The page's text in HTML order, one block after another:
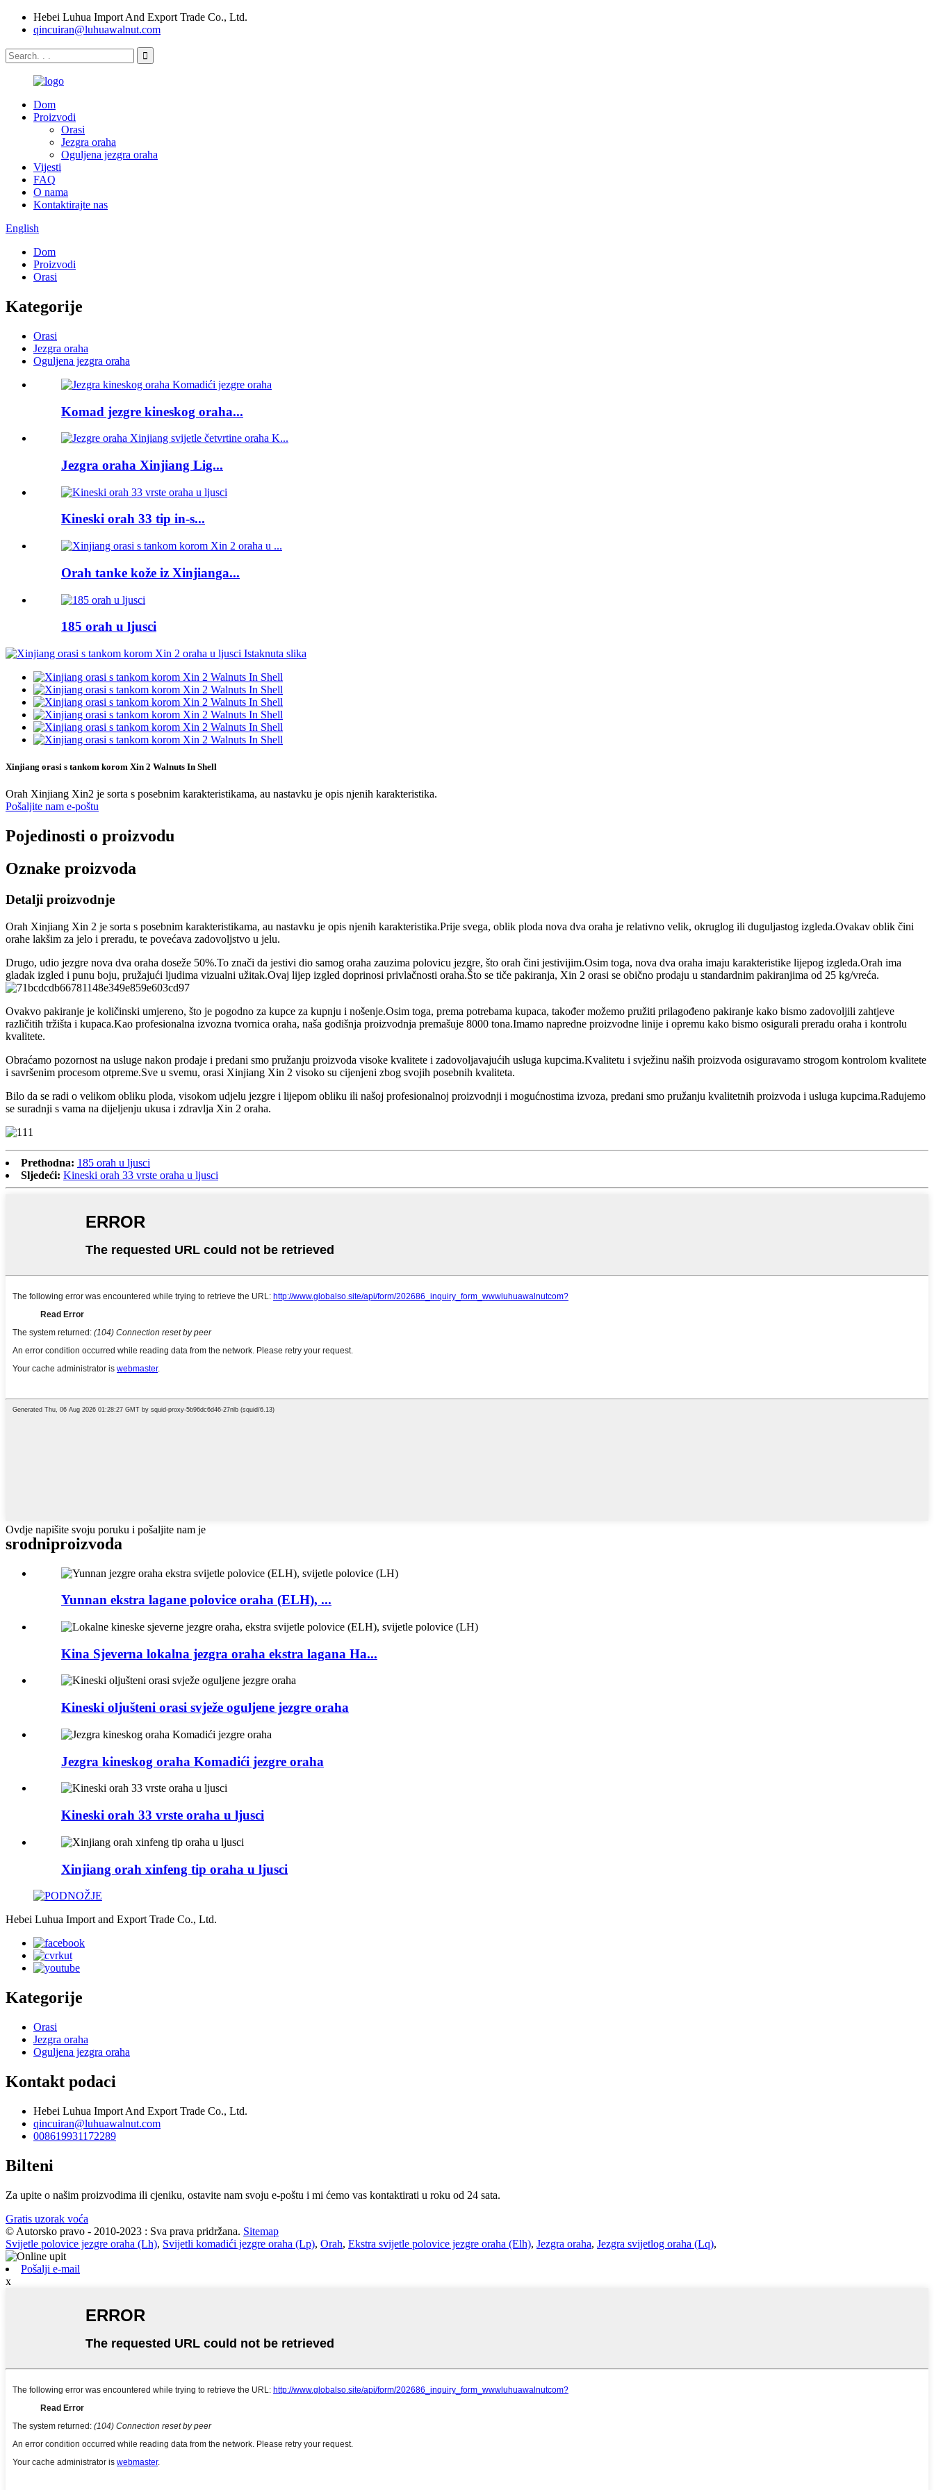
Hebei Luhua Import And Export Trade Co., Ltd.
qincuiran@luhuawalnut.com
Dom
Proizvodi
Orasi
Jezgra oraha
Oguljena jezgra oraha
Vijesti
FAQ
O nama
Kontaktirajte nas
English
Dom
Proizvodi
Orasi
Kategorije
Orasi
Jezgra oraha
Oguljena jezgra oraha
Komad jezgre kineskog oraha...
Jezgra oraha Xinjiang Lig...
Kineski orah 33 tip in-s...
Orah tanke kože iz Xinjianga...
185 orah u ljusci
Xinjiang orasi s tankom korom Xin 2 Walnuts In Shell
Orah Xinjiang Xin2 je sorta s posebnim karakteristikama, au nastavku je opis njenih karakteristika.
Pošaljite nam e-poštu
Pojedinosti o proizvodu
Oznake proizvoda
Detalji proizvodnje
Orah Xinjiang Xin 2 je sorta s posebnim karakteristikama, au nastavku je opis njenih karakteristika.Prije svega, oblik ploda nova dva oraha je relativno velik, okruglog ili duguljastog izgleda.Ovakav oblik čini
orahe lakšim za jelo i preradu, te povećava zadovoljstvo u jelu.
Drugo, udio jezgre nova dva oraha doseže 50%.To znači da jestivi dio samog oraha zauzima polovicu jezgre, što orah čini jestivijim.Osim toga, nova dva oraha imaju karakteristike lijepog izgleda.Orah ima
gladak izgled i punu boju, pružajući ljudima vizualni užitak.Ovaj lijep izgled doprinosi privlačnosti oraha.Što se tiče pakiranja, Xin 2 orasi se obično prodaju u standardnim pakiranjima od 25 kg/vreća.
Ovakvo pakiranje je količinski umjereno, što je pogodno za kupce za kupnju i nošenje.Osim toga, prema potrebama kupaca, također možemo pružiti prilagođeno pakiranje kako bismo zadovoljili zahtjeve
različitih tržišta i kupaca.Kao profesionalna izvozna tvornica oraha, naša godišnja proizvodnja premašuje 8000 tona.Imamo napredne proizvodne linije i opremu kako bismo osigurali preradu oraha i kontrolu
kvalitete.
Obraćamo pozornost na usluge nakon prodaje i predani smo pružanju proizvoda visoke kvalitete i zadovoljavajućih usluga kupcima.Kvalitetu i svježinu naših proizvoda osiguravamo strogom kontrolom kvalitete
i savršenim procesom otpreme.Sve u svemu, orasi Xinjiang Xin 2 visoko su cijenjeni zbog svojih posebnih kvaliteta.
Bilo da se radi o velikom obliku ploda, visokom udjelu jezgre i lijepom obliku ili našoj profesionalnoj proizvodnji i mogućnostima izvoza, predani smo pružanju kvalitetnih proizvoda i usluga kupcima.Radujemo
se suradnji s vama na dijeljenju ukusa i zdravlja Xin 2 oraha.
Prethodna: 185 orah u ljusci
Sljedeći: Kineski orah 33 vrste oraha u ljusci
Ovdje napišite svoju poruku i pošaljite nam je
srodniproizvoda
Yunnan ekstra lagane polovice oraha (ELH), ...
Kina Sjeverna lokalna jezgra oraha ekstra lagana Ha...
Kineski oljušteni orasi svježe oguljene jezgre oraha
Jezgra kineskog oraha Komadići jezgre oraha
Kineski orah 33 vrste oraha u ljusci
Xinjiang orah xinfeng tip oraha u ljusci
Hebei Luhua Import and Export Trade Co., Ltd.
Kategorije
Orasi
Jezgra oraha
Oguljena jezgra oraha
Kontakt podaci
Hebei Luhua Import And Export Trade Co., Ltd.
qincuiran@luhuawalnut.com
008619931172289
Bilteni
Za upite o našim proizvodima ili cjeniku, ostavite nam svoju e-poštu i mi ćemo vas kontaktirati u roku od 24 sata.
Gratis uzorak voća
© Autorsko pravo - 2010-2023 : Sva prava pridržana. Sitemap
Svijetle polovice jezgre oraha (Lh), Svijetli komadići jezgre oraha (Lp), Orah, Ekstra svijetle polovice jezgre oraha (Elh), Jezgra oraha, Jezgra svijetlog oraha (Lq),
Pošalji e-mail
x